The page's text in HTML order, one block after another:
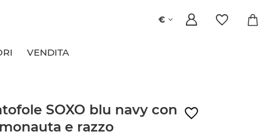
€
VENDITA
SOXO blu navy con
e razzo